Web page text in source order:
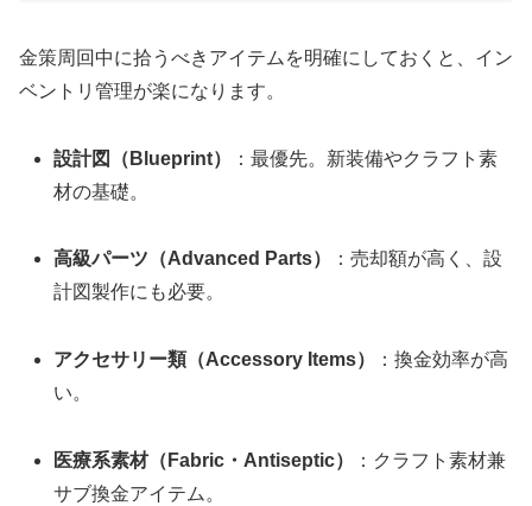
金策周回中に拾うべきアイテムを明確にしておくと、イン
ベントリ管理が楽になります。
設計図（Blueprint）
：最優先。新装備やクラフト素
材の基礎。
高級パーツ（Advanced Parts）
：売却額が高く、設
計図製作にも必要。
アクセサリー類（Accessory Items）
：換金効率が高
い。
医療系素材（Fabric・Antiseptic）
：クラフト素材兼
サブ換金アイテム。